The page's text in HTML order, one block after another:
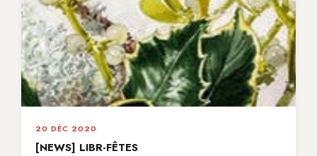
20 DÉC 2020
[NEWS] LIBR-FÊTES